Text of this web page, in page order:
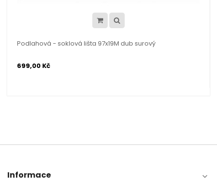
Podlahová - soklová lišta 97x19M dub surový
699,00 Kč
Informace 